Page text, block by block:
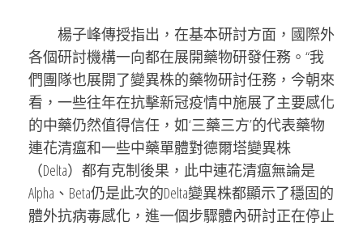
楊子峰傳授指出，在基本研討方面，國際外
各個研討機構一向都在展開藥物研發任務。“我
們團隊也展開了變異株的藥物研討任務，今朝來
看，一些往年在抗擊新冠疫情中施展了主要感化
的中藥仍然值得信任，如‘三藥三方’的代表藥物
連花清瘟和一些中藥單體對德爾塔變異株
（Delta）都有克制後果，此中連花清瘟無論是
Alpha、Beta仍是此次的Delta變異株都顯示了穩固的
體外抗病毒感化，進一個步驟體內研討正在停止